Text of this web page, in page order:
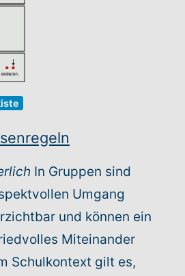
In Gruppen sind
Umgang
und können ein
Miteinander
Schulkontext gilt es,